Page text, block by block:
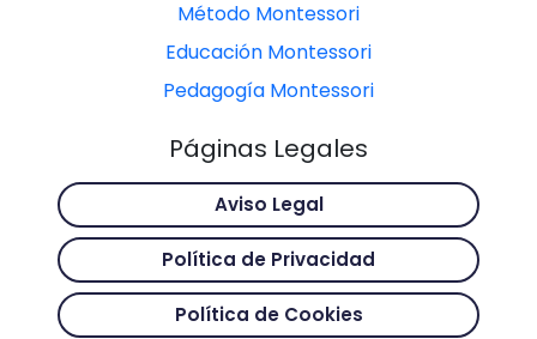
Método Montessori
Educación Montessori
Pedagogía Montessori
Páginas Legales
Aviso Legal
Política de Privacidad
Política de Cookies